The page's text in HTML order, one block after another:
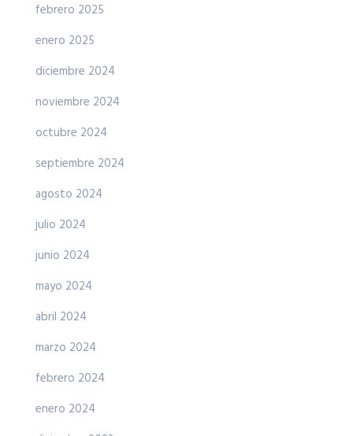
febrero 2025
enero 2025
diciembre 2024
noviembre 2024
octubre 2024
septiembre 2024
agosto 2024
julio 2024
junio 2024
mayo 2024
abril 2024
marzo 2024
febrero 2024
enero 2024